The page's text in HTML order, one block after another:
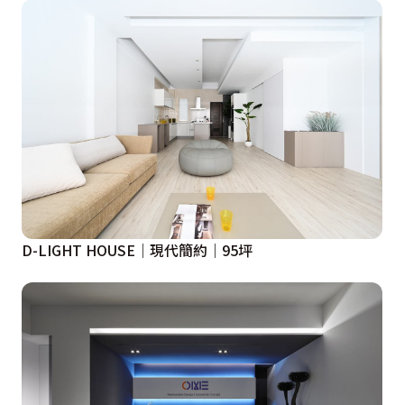
D-LIGHT HOUSE｜現代簡約｜95坪